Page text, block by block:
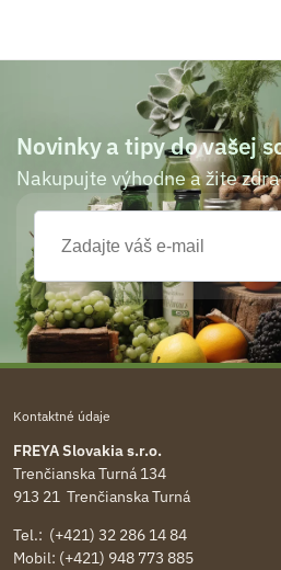
Novinky a tipy do vašej
Nakupujte výhodne a žite
Kontaktné údaje
FREYA Slovakia s.r.o.
Trenčianska Turná 134
913 21 Trenčianska Turná
Tel.: (+421) 32 286 14 84
Mobil: (+421) 948 773 885